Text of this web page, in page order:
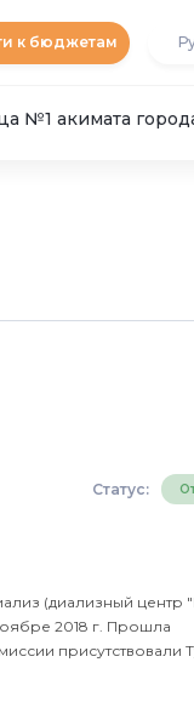
к бюджетам
№1 акимата
Статус:
(диализный центр
2018 г. Прошла
присутствовали